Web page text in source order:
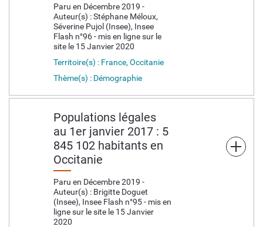
Paru en Décembre 2019 -
Auteur(s) : Stéphane Méloux,
Séverine Pujol (Insee), Insee
Flash n°96 - mis en ligne sur le
site le 15 Janvier 2020
Territoire(s) : France, Occitanie
Thème(s) : Démographie
Populations légales
au 1er janvier 2017 : 5
845 102 habitants en
Occitanie
Paru en Décembre 2019 -
Auteur(s) : Brigitte Doguet
(Insee), Insee Flash n°95 - mis en
ligne sur le site le 15 Janvier
2020